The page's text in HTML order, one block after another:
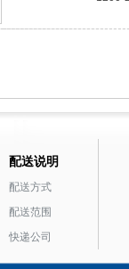
配送说明
配送方式
配送范围
快递公司